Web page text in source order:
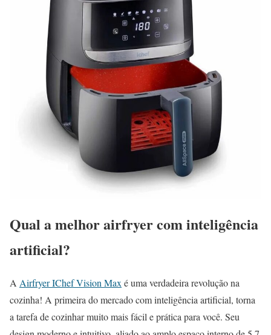
Qual a melhor airfryer com inteligência
artificial?
A Airfryer IChef Vision Max é uma verdadeira revolução na
cozinha! A primeira do mercado com inteligência artificial, torna
a tarefa de cozinhar muito mais fácil e prática para você. Seu